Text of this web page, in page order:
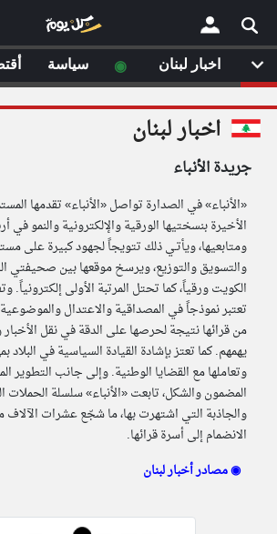
أخر أخبار
من
إتصل
شروط
سياسة
الحقوق
مصادر
أقترح
اخبار لبنان على
×اخبار لبنان
جريدة الأنباء
«الأنباء» في الصدارة تواصل «الأنباء» تقدمها
الأخيرة بنسختيها الورقية والإلكترونية والنمو في
ومتابعيها، ويأتـي ذلك تتويجاً لجهود كبيرة على
والتسويق والتوزيع، ويرسخ موقعها بين صحيفتي
الكويت ورقياً، كما تحتل المرتبة الأولى إلكترونياً.
تعتبر نموذجاً في المصداقية والاعتدال
من قرائها نتيجة لحرصها على الدقة في نقل
يهمهم. كما تعتز بإشادة القيادة السياسية في البلاد
وتعاملها مع القضايا الوطنية. وإلى جانب التطوير
المضمون والشكل، تابعت «الأنباء» سلسلة الحملات
والجاذبة التي اشتهرت بها، ما شجّع عشرات
الانضمام إلى أسرة قرائها.
مصادر أخبار لبنان ◉
اخبار لبنان ◉ سياسة
لم تقم